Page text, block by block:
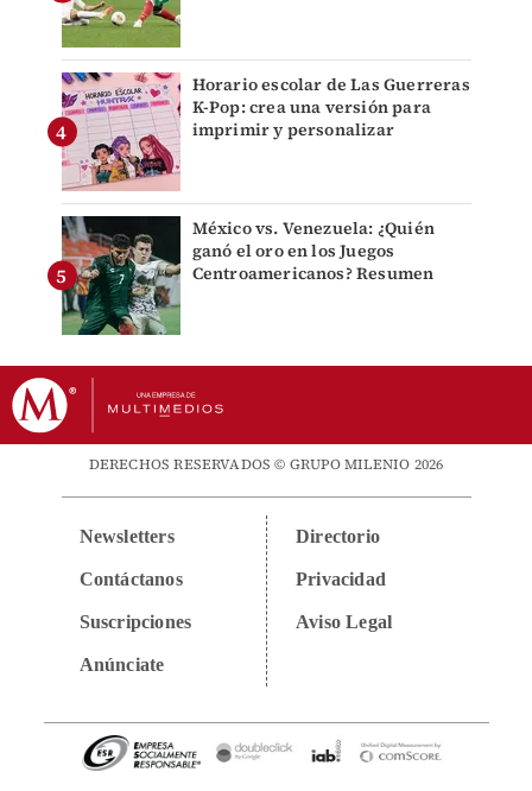
Horario escolar de Las Guerreras
K-Pop: crea una versión para
imprimir y personalizar
México vs. Venezuela: ¿Quién
ganó el oro en los Juegos
Centroamericanos? Resumen
DERECHOS RESERVADOS © GRUPO MILENIO 2026
Newsletters
Contáctanos
Suscripciones
Anúnciate
Directorio
Privacidad
Aviso Legal